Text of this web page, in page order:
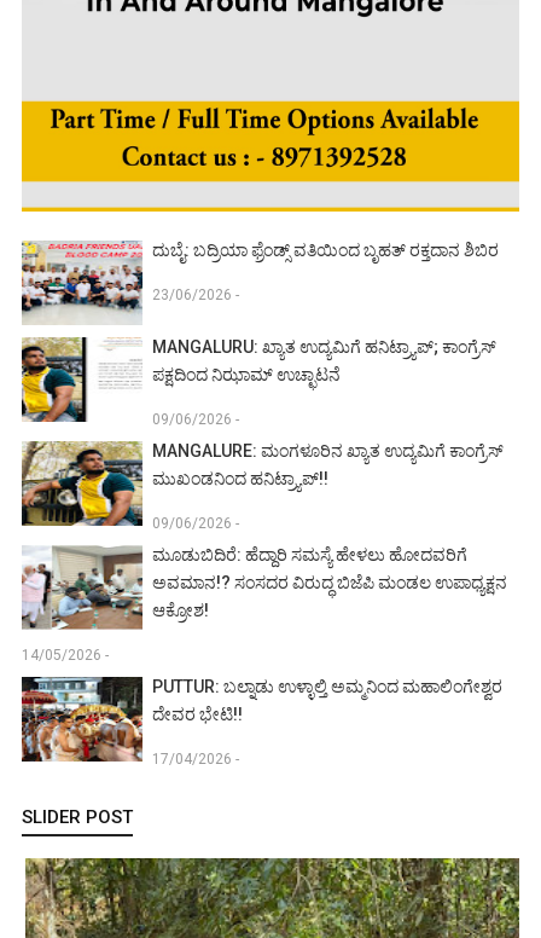
ದುಬೈ: ಬದ್ರಿಯಾ ಫ್ರೆಂಡ್ಸ್ ವತಿಯಿಂದ ಬೃಹತ್ ರಕ್ತದಾನ ಶಿಬಿರ
23/06/2026 -
MANGALURU: ಖ್ಯಾತ ಉದ್ಯಮಿಗೆ ಹನಿಟ್ರ್ಯಾಪ್; ಕಾಂಗ್ರೆಸ್
ಪಕ್ಷದಿಂದ ನಿಝಾಮ್ ಉಚ್ಛಾಟನೆ
09/06/2026 -
MANGALURE: ಮಂಗಳೂರಿನ ಖ್ಯಾತ ಉದ್ಯಮಿಗೆ ಕಾಂಗ್ರೆಸ್
ಮುಖಂಡನಿಂದ ಹನಿಟ್ರ್ಯಾಪ್!!
09/06/2026 -
ಮೂಡುಬಿದಿರೆ: ಹೆದ್ದಾರಿ ಸಮಸ್ಯೆ ಹೇಳಲು ಹೋದವರಿಗೆ
ಅವಮಾನ!? ಸಂಸದರ ವಿರುದ್ಧ ಬಿಜೆಪಿ ಮಂಡಲ ಉಪಾಧ್ಯಕ್ಷನ
ಆಕ್ರೋಶ!
14/05/2026 -
PUTTUR: ಬಲ್ನಾಡು ಉಳ್ಳಾಲ್ತಿ ಅಮ್ಮನಿಂದ ಮಹಾಲಿಂಗೇಶ್ವರ
ದೇವರ ಭೇಟಿ!!
17/04/2026 -
SLIDER POST